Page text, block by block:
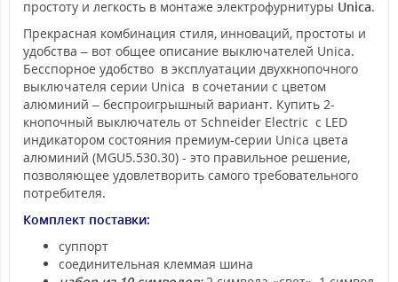
простоту и легкость в монтаже электрофурнитуры Unica.
Прекрасная комбинация стиля, инноваций, простоты и
удобства – вот общее описание выключателей Unica.
Бесспорное удобство в эксплуатации двухкнопочного
выключателя серии Unica в сочетании с цветом
алюминий – беспроигрышный вариант. Купить 2-
кнопочный выключатель от Schneider Electric с LED
индикатором состояния премиум-серии Unica цвета
алюминий (MGU5.530.30) - это правильное решение,
позволяющее удовлетворить самого требовательного
потребителя.
Комплект поставки:
суппорт
соединительная клеммая шина